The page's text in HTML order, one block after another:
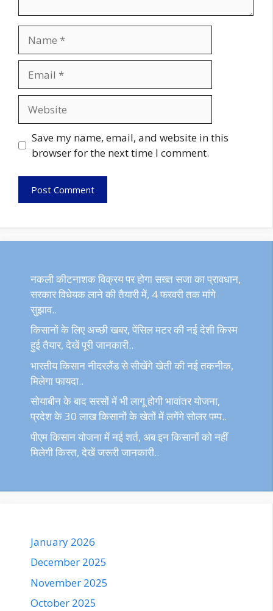
Save my name, email, and website in this
browser for the next time I comment.
नकली कीटनाशक विक्रय पर होगा सख्त सजा का प्रावधान,
सरकार विधेयक लाने की तैयारी में, 4 फरवरी तक मांगे
सुझाव..
किसानों के लिए अच्छी खबर, पेंसिल मटर की नई देशी किस्म
हुई तैयार, देखें पूरी जानकारी..
भारतीय किसान नीदरलैंड से सीखेंगे खेती की नई तकनीक,
मिलेगा फायदा..
सोयाबीन के बाद सरसों में भी लागू होगी भावांतर योजना,
प्रदेश के 30 लाख किसानों के खेतों में लगेंगे सोलर पम्प..
पीएम किसान योजना में नई शर्त, अब इन किसानों को नहीं
मिलेगी किस्त, देखें जरूरी जानकारी..
January 2026
December 2025
November 2025
October 2025